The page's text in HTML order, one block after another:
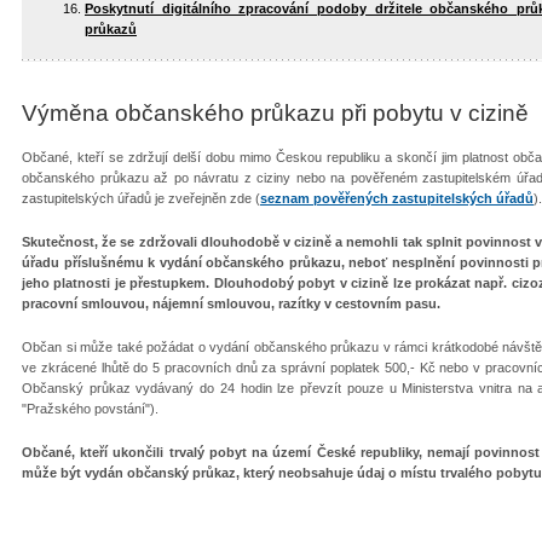
Poskytnutí digitálního zpracování podoby držitele občanského
průkazů
Výměna občanského průkazu při pobytu v cizině
Občané, kteří se zdržují delší dobu mimo Českou republiku a skončí jim platnost
občanského průkazu až po návratu z ciziny nebo na pověřeném zastupitelském
zastupitelských úřadů je zveřejněn zde (seznam pověřených zastupitelských úřadů
Skutečnost, že se zdržovali dlouhodobě v cizině a nemohli tak splnit povinnost
úřadu příslušnému k vydání občanského průkazu, neboť nesplnění povinnosti
jeho platnosti je přestupkem. Dlouhodobý pobyt v cizině lze prokázat např.
pracovní smlouvou, nájemní smlouvou, razítky v cestovním pasu.
Občan si může také požádat o vydání občanského průkazu v rámci krátkodobé
ve zkrácené lhůtě do 5 pracovních dnů za správní poplatek 500,- Kč nebo v
Občanský průkaz vydávaný do 24 hodin lze převzít pouze u Ministerstva vnitra
"Pražského povstání").
Občané, kteří ukončili trvalý pobyt na území České republiky, nemají
může být vydán občanský průkaz, který neobsahuje údaj o místu trvalého